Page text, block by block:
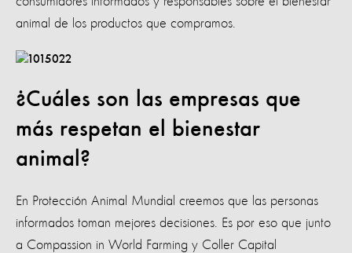
animal de los productos que compramos.
¿Cuáles son las empresas que
más respetan el bienestar
animal?
En Protección Animal Mundial creemos que las personas
informados toman mejores decisiones. Es por eso que junto
a Compassion in World Farming y Coller Capital